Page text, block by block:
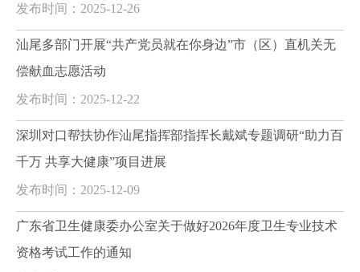
发布时间：2025-12-26
汕尾多部门开展“共产党员就在你身边”市（区）直机关无
偿献血志愿活动
发布时间：2025-12-22
深圳对口帮扶协作汕尾指挥部指挥长戴斌专题调研“助力百
千万 共享大健康”项目进展
发布时间：2025-12-09
广东省卫生健康委办公室关于做好2026年度卫生专业技术
资格考试工作的通知